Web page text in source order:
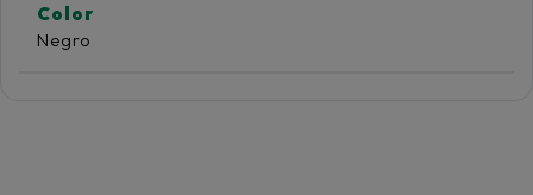
Color
Negro